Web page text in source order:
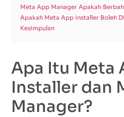
Meta App Manager Apakah
Apakah Meta App Installer Boleh
Kesimpulan
Apa Itu Meta
Installer dan
Manager?